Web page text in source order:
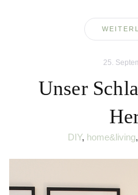
25.
Unser
DIY, home&living,